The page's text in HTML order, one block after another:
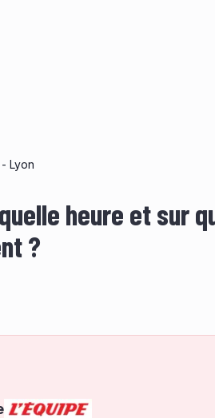
Lyon
heure et sur
?